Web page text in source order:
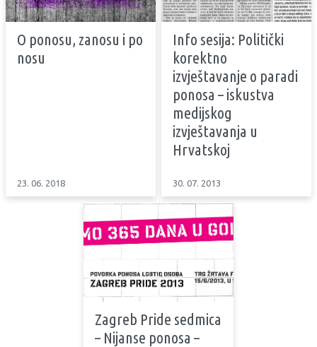
O ponosu, zanosu i po
nosu
23. 06. 2018
Info sesija: Politički
korektno
izvještavanje o paradi
ponosa – iskustva
medijskog
izvještavanja u
Hrvatskoj
30. 07. 2013
Zagreb Pride sedmica
– Nijanse ponosa –